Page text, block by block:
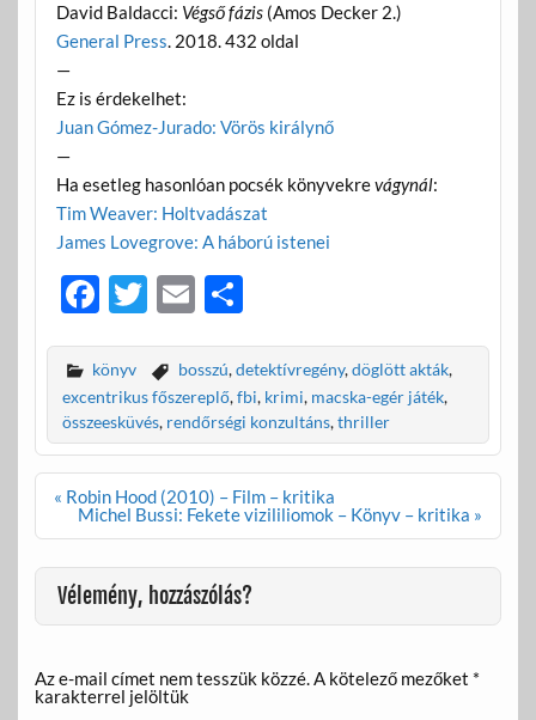
David Baldacci: Végső fázis(Amos Decker 2.)
General Press. 2018. 432 oldal
—
Ez is érdekelhet:
Juan Gómez-Jurado: Vörös királynő
—
Ha esetleg hasonlóan pocsék könyvekrevágynál:
Tim Weaver: Holtvadászat
James Lovegrove: A háború istenei
F
e
b
o
o
k
T
itt
er
E
ail
O
za
m
e
g
könyv bosszú,detektívregény,döglött akták,
excentrikus főszereplő,fbi, krimi, macska-egér játék,
összeesküvés, rendőrségi konzultáns,thriller
Bejegyzés
navigáció
« Robin Hood (2010) – Film – kritika
Michel Bussi: Fekete vizililiomok – Könyv – kritika »
Vélemény, hozzászólás?
Az e-mail címet nem tesszük közzé.A kötelező mezőket *
karakterrel jelöltük